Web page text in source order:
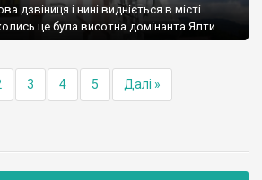
дзвіниця і нині видніється в місті
це була висотна домінанта Ялти.
3 4 5 Далі »